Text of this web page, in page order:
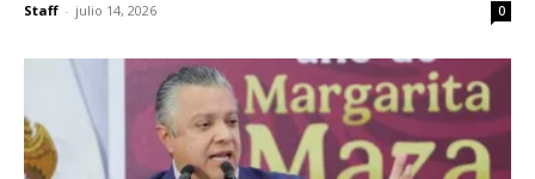
Staff - julio 14, 2026 0